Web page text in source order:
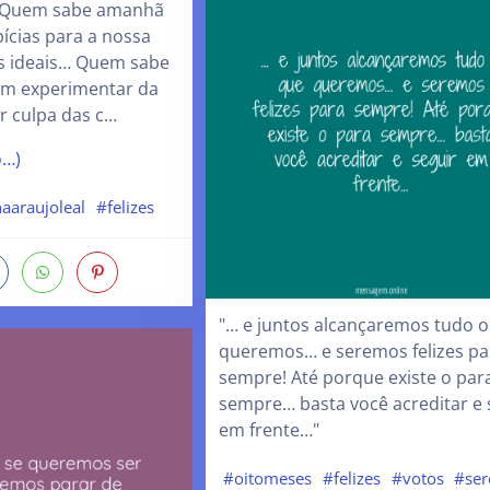
sabe amanhã
para a nossa
ideais… Quem sabe
experimentar da
culpa das c…
#felizes
"… e juntos alcançaremos tudo
queremos… e seremos felizes
sempre! Até porque existe o
sempre… basta você acreditar e
em frente…"
#oitomeses #felizes #votos